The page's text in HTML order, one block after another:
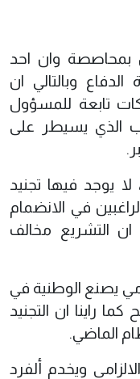
بمحاصصة وان احد
وبالتالي ان
تابعة للمسؤول
الذي يسيطر على
لا يوجد فيها تجنيد
في الانضمام
التشريع مخالف
يصنع الوطنية في
راينا ان التجنيد
الماضي.
ويخدم ألفرد